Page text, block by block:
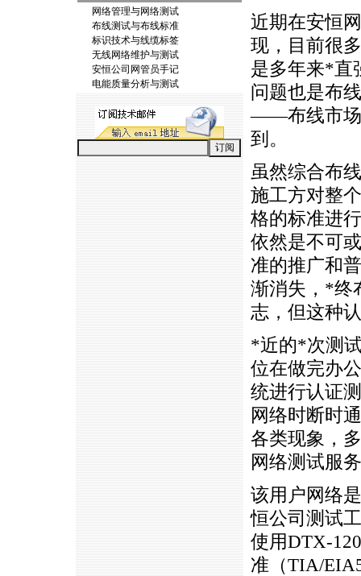
网络管理与网络测试
布线测试与布线标准
标识技术与线缆标签
无线网络维护与测试
安恒公司网管员手记
电能质量分析与测试
近期在安恒
现，目前很
是多年来*直
问题也是布
——布线市场
到。
虽然综合布
施工方对整
格的标准进
依然是不可
准的推广和
渐消失， *终
志，但这种
*近的*次测
位在做完办
统进行认证
网络时断时
各类现象，
网络测试服
该用户网络
恒公司测试
使用DTX-
准（TIA/